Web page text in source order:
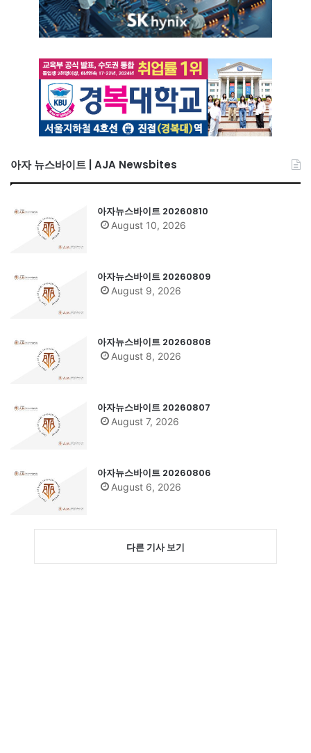
아자 뉴스바이트 | AJA Newsbites
아자뉴스바이트 20260810
August 10, 2026
아자뉴스바이트 20260809
August 9, 2026
아자뉴스바이트 20260808
August 8, 2026
아자뉴스바이트 20260807
August 7, 2026
아자뉴스바이트 20260806
August 6, 2026
다른 기사 보기